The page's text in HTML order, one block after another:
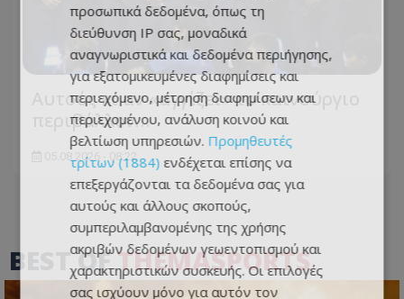
Αυτούς κι αν «αγγίζει» το καινούργιο
περιβάλλον…
05.08.2026 - 08:22
BEST OFTHEMASPORTS
προσωπικά δεδομένα, όπως τη
διεύθυνση IP σας, μοναδικά
αναγνωριστικά και δεδομένα περιήγησης,
για εξατομικευμένες διαφημίσεις και
περιεχόμενο, μέτρηση διαφημίσεων και
περιεχομένου, ανάλυση κοινού και
βελτίωση υπηρεσιών. Προμηθευτές
τρίτων (1884) ενδέχεται επίσης να
επεξεργάζονται τα δεδομένα σας για
αυτούς και άλλους σκοπούς,
συμπεριλαμβανομένης της χρήσης
ακριβών δεδομένων γεωεντοπισμού και
χαρακτηριστικών συσκευής. Οι επιλογές
σας ισχύουν μόνο για αυτόν τον